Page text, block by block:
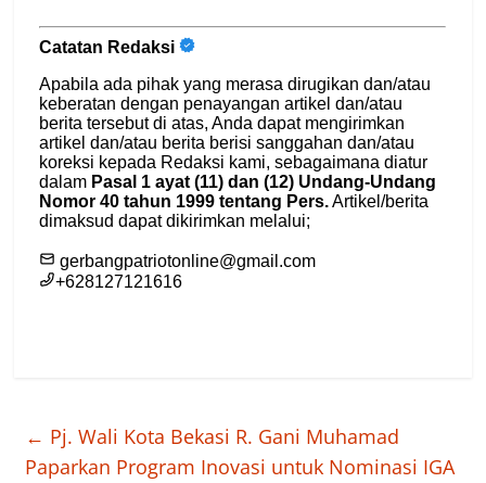
← Pj. Wali Kota Bekasi R. Gani Muhamad
Paparkan Program Inovasi untuk Nominasi IGA